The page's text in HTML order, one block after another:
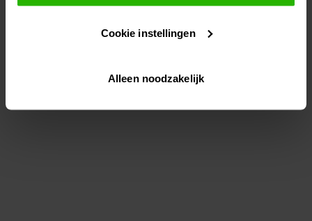
gepersonaliseerde advertenties te plaatsen.
Lees hier meer over in onsprivacybeleid
Via "Cookie instellingen" kun je ook zelf instellen welke
Cookie instellingen
Alleen noodzakelijk